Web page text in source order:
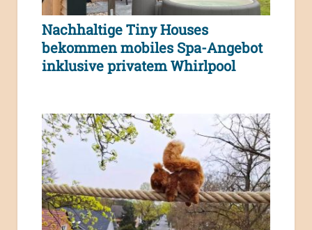
Nachhaltige Tiny Houses
bekommen mobiles Spa-Angebot
inklusive privatem Whirlpool